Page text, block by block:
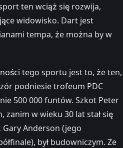
ten wciąż się rozwija,
widowisko. Dart jest
tempa, że można by w
tego sportu jest to, że ten,
podniesie trofeum PDC
500 000 funtów. Szkot Peter
zanim w wieku 30 lat stał się
Anderson (jego
był budowniczym. Ze